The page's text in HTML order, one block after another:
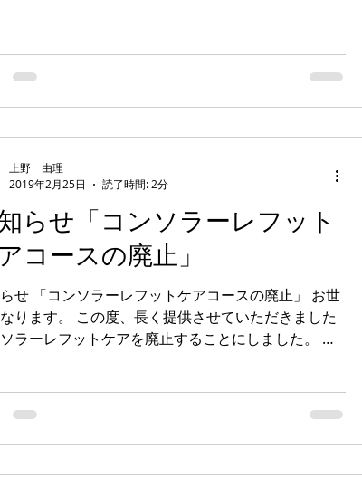
らせ「コンソラーレフット
コースの廃止」
せ 「コンソラーレフットケアコースの廃止」 お世
ります。 この度、長く提供させていただきました
ラーレフットケアを廃止することにしました。 ひ
上野 由理
2019年2月25日
読了時間: 2分